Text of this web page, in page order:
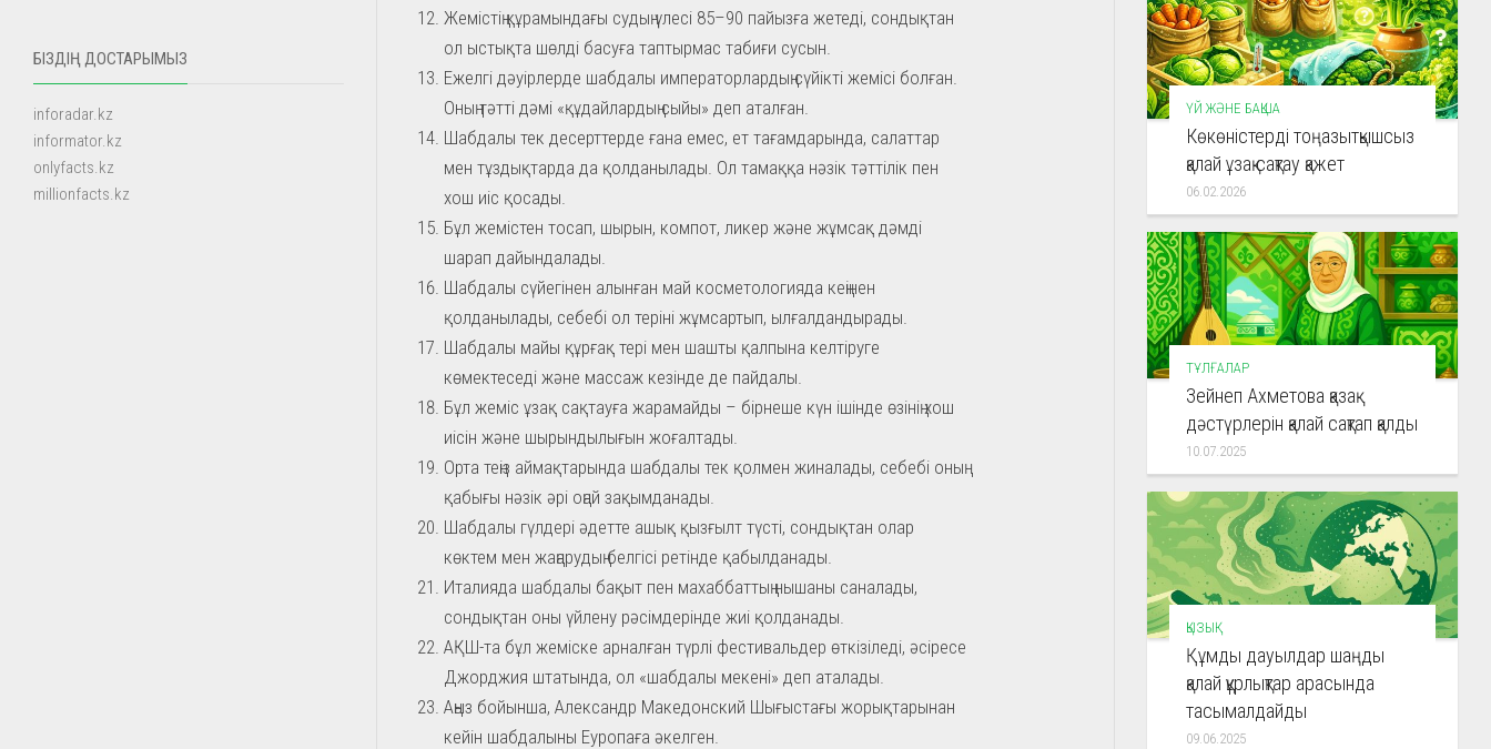
Жемістің құрамындағы судың үлесі 85–90 пайызға жетеді, сондықтан
ол ыстықта шөлді басуға таптырмас табиғи сусын.
Ежелгі дәуірлерде шабдалы императорлардың сүйікті жемісі болған.
Оның тәтті дәмі «құдайлардың сыйы» деп аталған.
Шабдалы тек десерттерде ғана емес, ет тағамдарында, салаттар
мен тұздықтарда да қолданылады. Ол тамаққа нәзік тәттілік пен
хош иіс қосады.
Бұл жемістен тосап, шырын, компот, ликер және жұмсақ дәмді
шарап дайындалады.
Шабдалы сүйегінен алынған май косметологияда кеңінен
қолданылады, себебі ол теріні жұмсартып, ылғалдандырады.
Шабдалы майы құрғақ тері мен шашты қалпына келтіруге
көмектеседі және массаж кезінде де пайдалы.
Бұл жеміс ұзақ сақтауға жарамайды – бірнеше күн ішінде өзінің хош
иісін және шырындылығын жоғалтады.
Орта теңіз аймақтарында шабдалы тек қолмен жиналады, себебі оның
қабығы нәзік әрі оңай зақымданады.
Шабдалы гүлдері әдетте ашық қызғылт түсті, сондықтан олар
көктем мен жаңарудың белгісі ретінде қабылданады.
Италияда шабдалы бақыт пен махаббаттың нышаны саналады,
сондықтан оны үйлену рәсімдерінде жиі қолданады.
АҚШ-та бұл жеміске арналған түрлі фестивальдер өткізіледі, әсіресе
Джорджия штатында, ол «шабдалы мекені» деп аталады.
Аңыз бойынша, Александр Македонский Шығыстағы жорықтарынан
кейін шабдалыны Еуропаға әкелген.
БІЗДІҢ ДОСТАРЫМЫЗ
inforadar.kz
informator.kz
onlyfacts.kz
millionfacts.kz
ҮЙ ЖӘНЕ БАҚША
Көкөністерді тоңазытқышсыз
қалай ұзақ сақтау қажет
06.02.2026
ТҰЛҒАЛАР
Зейнеп Ахметова қазақ
дәстүрлерін қалай сақтап қалды
10.07.2025
ҚЫЗЫҚ
Құмды дауылдар шаңды
қалай құрлықтар арасында
тасымалдайды
09.06.2025